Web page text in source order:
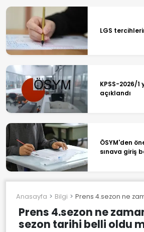
LGS
KPSS-2026/
açıklandı
ÖSYM'den
sınava giriş
Anasayfa Bilgi Prens 4.sezon ne
Prens 4.sezon ne
sezon tarihi belli oldu